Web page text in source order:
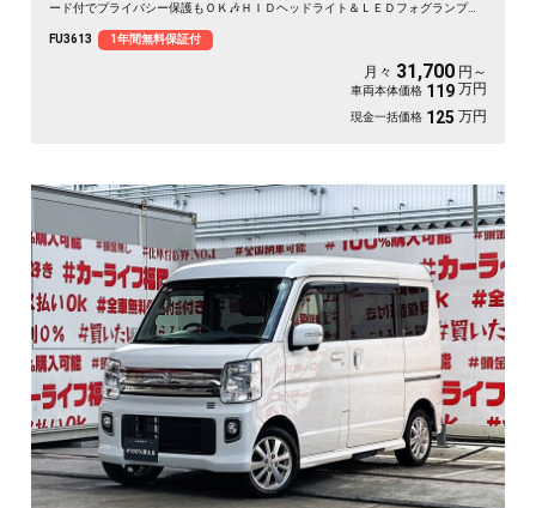
ード付でプライバシー保護もＯＫ🎶ＨＩＤヘッドライト＆ＬＥＤフォグランプで
可能🎶地デジフルセグＴＶ内臓型📺ＪＣ０８モード燃費３０.６ｋｍ/Ｌの超低燃
FU3613 1年間無料保証付
月々 31,700 円～
車両本体価格 119 万円
現金一括価格 125 万円